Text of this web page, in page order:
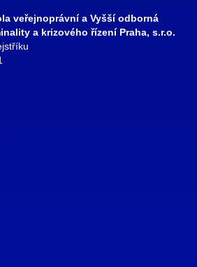
veřejnoprávní a Vyšší odborná
a krizového řízení Praha, s.r.o.